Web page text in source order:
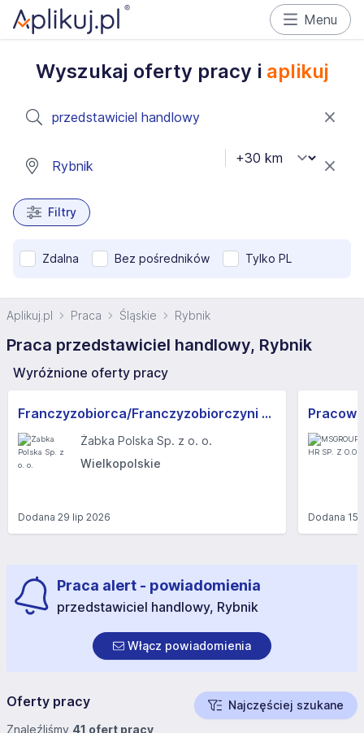
Menu
Wyszukaj oferty pracy i aplikuj
Filtry
Zdalna Bez pośredników Tylko PL
Aplikuj.pl Praca Śląskie Rybnik
Praca przedstawiciel handlowy, Rybnik
Wyróżnione oferty pracy
Franczyzobiorca/Franczyzobiorczyni sklepu Żabka
Żabka Polska Sp. z o. o.
Wielkopolskie
Dodana 29 lip 2026 Dodana 15
Praca alert - powiadomienia
przedstawiciel handlowy, Rybnik
Włącz powiadomienia
Oferty pracy
Najczęściej szukane
Znaleźliśmy 41 ofert pracy